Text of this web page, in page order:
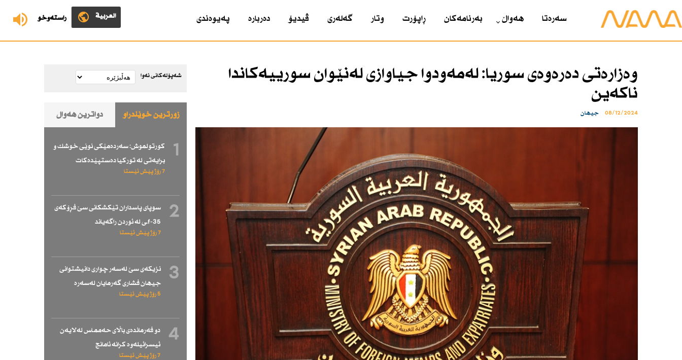
ڕاستەوخۆ العربية سەرەتا هەواڵ بەرنامەکان ڕاپۆرت وتار گەلەری ڤیدیۆ دەربارە پەیوەندی
وەزارەتی دەرەوەی سوریا: لەمەودوا جیاوازی لەنێوان سورییەكاندا
ناكەین
08/12/2024 جیهان
شەپۆلەکانی نەوا
زۆرترین خوێندراو دواترین هەواڵ
1
كورتولموش: سەردەمێكی نوێی خوشك و
برایەتی لە توركیا دەستپێدەكات
7 رۆژ پێش ئێستا
2
سوپای پاسداران تێكشكانی سێ فڕۆكەی
f-35ـی لە ئوردن راگەیاند
7 رۆژ پێش ئێستا
3
نزیكەی سێ لەسەر چواری دانیشتوانی
جیهان فشاری گەرمایان لەسەرە
5 رۆژ پێش ئێستا
4
دو فەرماندەی باڵای حەممـاس لەلایەن
ئیسرائیلەوە كرانە ئامانج
7 رۆژ پێش ئێستا